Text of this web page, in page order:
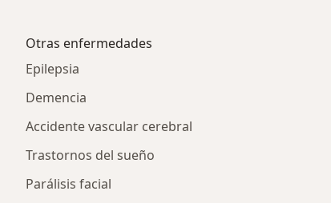
Otras enfermedades
Epilepsia
Demencia
Accidente vascular cerebral
Trastornos del sueño
Parálisis facial